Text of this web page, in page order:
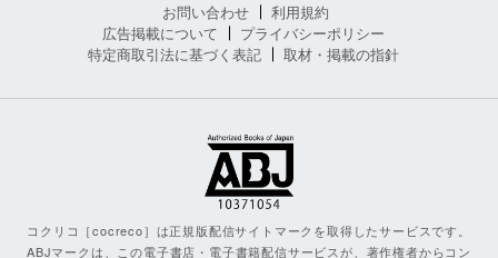
お問い合わせ
利用規約
広告掲載について
プライバシーポリシー
特定商取引法に基づく表記
取材・掲載の指針
コクリコ［cocreco］は正規版配信サイトマークを取得したサービスです。
ABJマークは、この電子書店・電子書籍配信サービスが、著作権者からコン